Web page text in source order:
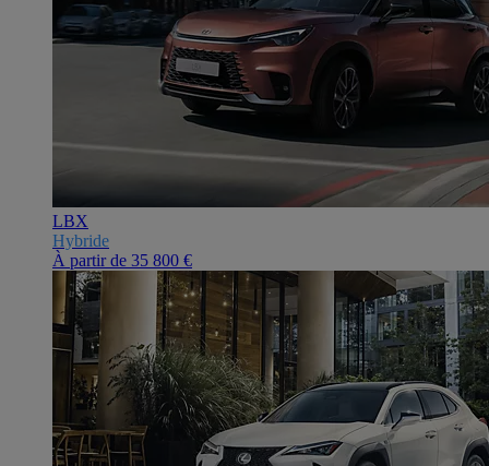
LBX
Hybride
À partir de 35 800 €